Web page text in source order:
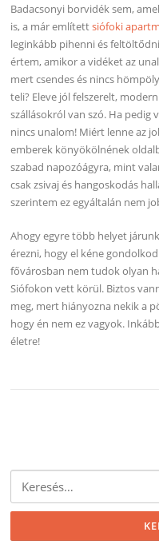
Badacsonyi borvidék sem,
is, a már említettsiófoki
leginkább pihenni és
értem, amikor a vidéket az
mert csendes és nincs
teli? Eleve jól felszerelt,
szállásokról van szó. Ha
nincs unalom! Miért lenne az
emberek könyökölnének
szabad napozóágyra, mint
csak zsivaj és hangoskodás
szerintem ez egyáltalán nem
Ahogy egyre több helyet
érezni, hogy el kéne
fővárosban nem tudok olyan
Siófokon vett körül. Biztos
meg, mert hiányozna nekik a
hogy én nem ez vagyok.
életre!